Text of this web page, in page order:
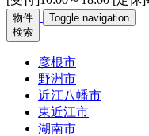
物件
検索
Toggle navigation
彦根市
野洲市
近江八幡市
東近江市
湖南市